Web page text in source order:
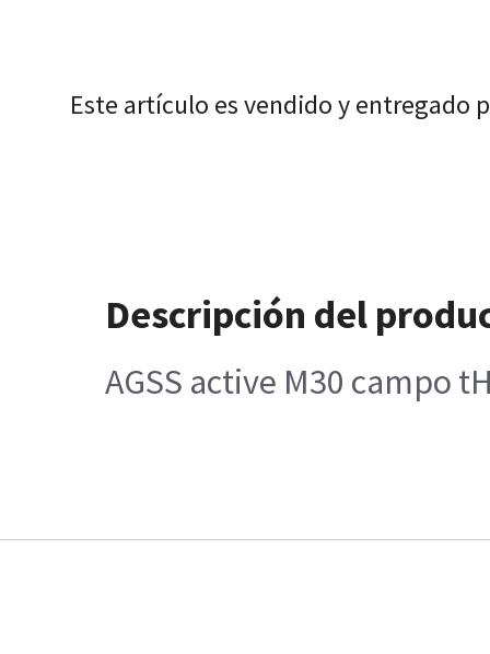
Este artículo es vendido y entregado
Descripción del
AGSS active M30 campo